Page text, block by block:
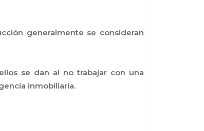
generalmente se consideran
se dan al no trabajar con una
inmobiliaria.